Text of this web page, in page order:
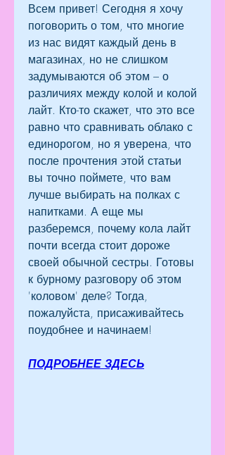
Всем привет! Сегодня я хочу
поговорить о том, что многие
из нас видят каждый день в
магазинах, но не слишком
задумываются об этом – о
различиях между колой и колой
лайт. Кто-то скажет, что это все
равно что сравнивать облако с
единорогом, но я уверена, что
после прочтения этой статьи
вы точно поймете, что вам
лучше выбирать на полках с
напитками. А еще мы
разберемся, почему кола лайт
почти всегда стоит дороже
своей обычной сестры. Готовы
к бурному разговору об этом
'коловом' деле? Тогда,
пожалуйста, присаживайтесь
поудобнее и начинаем!
ПОДРОБНЕЕ ЗДЕСЬ